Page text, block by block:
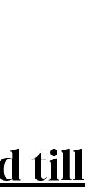
till